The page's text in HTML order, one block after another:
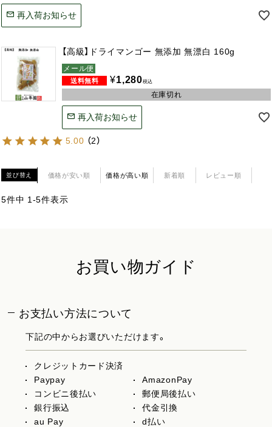
再入荷お知らせ
【高級】ドライマンゴー 無添加 無漂白 160g
メール便
¥1,280税込
在庫切れ
再入荷お知らせ
5.00 （2）
並び替え 価格が安い順 価格が高い順 新着順 レビュー順
5件中 1 -5件表示
お買い物ガイド
お支払い方法について
下記の中からお選びいただけます。
クレジットカード決済
Paypay
AmazonPay
コンビニ後払い
郵便局後払い
銀行振込
代金引換
au Pay
d払い